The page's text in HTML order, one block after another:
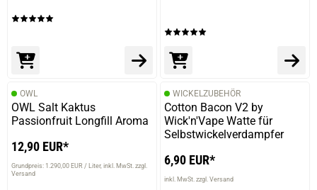
OWL
OWL Salt Kaktus
Passionfruit Longfill Aroma
12,90 EUR*
Grundpreis: 1.290,00 EUR / Liter inkl. MwSt. zzgl.
Versand
WICKELZUBEHÖR
Cotton Bacon V2 by
Wick'n'Vape Watte für
Selbstwickelverdampfer
6,90 EUR*
inkl. MwSt. zzgl. Versand